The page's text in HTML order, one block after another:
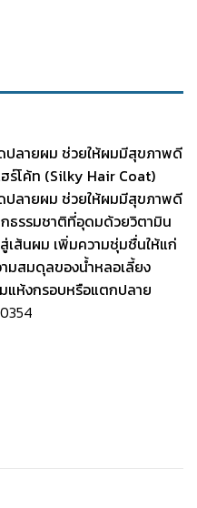
ปลายผม ช่วยให้ผมมีสุขภาพดี
ร์โค้ท (Silky Hair Coat)
ปลายผม ช่วยให้ผมมีสุขภาพดี
ธรรมชาติที่อุดมด้วยวิตามิน
เส้นผม เพิ่มความชุ่มชื่นให้แก่
มสมดุลของน้ำหลอเลี้ยง
แห้งกรอบหรือแตกปลาย